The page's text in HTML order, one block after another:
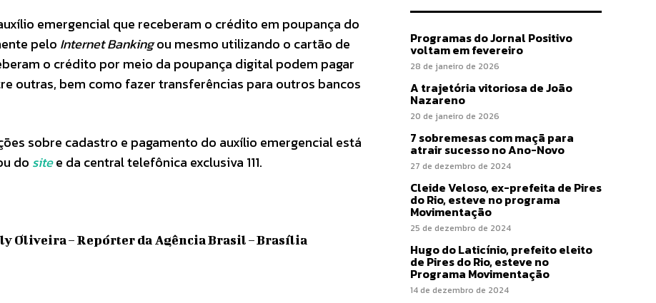
emergencial que receberam o crédito em poupança do
pelo Internet Bankingou mesmo utilizando o cartão de
o crédito por meio da poupança digital podem pagar
outras, bem como fazer transferências para outros bancos
sobre cadastro e pagamento do auxílio emergencial está
do sitee da central telefônica exclusiva 111.
Oliveira – Repórter da Agência Brasil – Brasília
Programas do Jornal Positivo
voltam em fevereiro
28 de janeiro de 2026
A trajetória vitoriosa de João
Nazareno
20 de janeiro de 2026
7 sobremesas com maçã para
atrair sucesso no Ano-Novo
27 de dezembro de 2024
Cleide Veloso, ex-prefeita de Pires
do Rio, esteve no programa
Movimentação
25 de dezembro de 2024
Hugo do Laticínio, prefeito eleito
de Pires do Rio, esteve no
Programa Movimentação
14 de dezembro de 2024